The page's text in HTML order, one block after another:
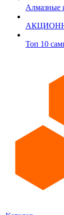
Алмазные
Топ 10